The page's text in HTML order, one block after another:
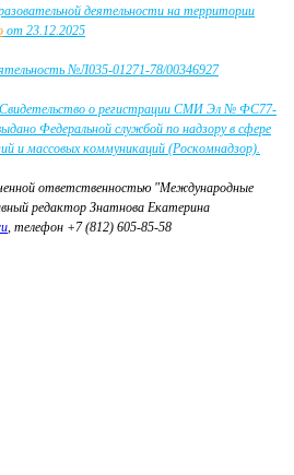
деятельности на территории
от 23.12.2025
№Л035-01271-78/00346927
о регистрации СМИ Эл № ФС77-
Федеральной службой по надзору в сфере
и массовых коммуникаций (Роскомнадзор).
ответственностью "Международные
редактор Знатнова Екатерина
, телефон +7 (812) 605-85-58